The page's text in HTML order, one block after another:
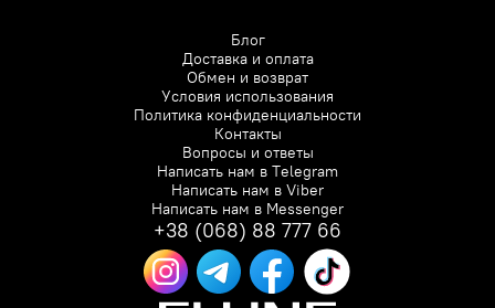
Блог
Доставка и оплата
Обмен и возврат
Условия использования
Политика конфиденциальности
Контакты
Вопросы и ответы
Написать нам в Telegram
Написать нам в Viber
Написать нам в Messenger
+38 (068) 88 777 66